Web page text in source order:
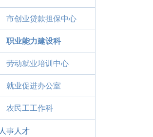
市创业贷款担保中心
职业能力建设科
劳动就业培训中心
就业促进办公室
农民工工作科
人事人才